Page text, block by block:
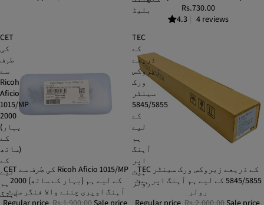
بلیڈ
Rs.730.00
4.3
4 reviews
CET
کی
طرف
سے
Ricoh
Aficio
1015/MP
2000
(بہار
کے
ساتھ)
کے
لیے
ہم
آہنگ
SALE
CET کی طرف سے Ricoh Aficio 1015/MP
2000 (بہار کے ساتھ) کے لیے ہم
آہنگ اوپری چننے والا فنگر سیٹ
Regular price Rs.1,900.00 Sale price
TEC
کے
ذریعے
زیروکس
ورک
سینٹر
5845/5855
کے
لیے
ہم
آہنگ
اپر
ہیٹ
رولر
SALE
TEC کے ذریعے زیروکس ورک سینٹر
5845/5855 کے لیے ہم آہنگ اپر ہیٹ
رولر
Regular price Rs.2,000.00 Sale price